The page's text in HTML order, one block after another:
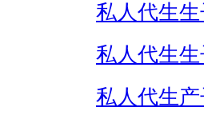
私人代生
私人代生
私人代生